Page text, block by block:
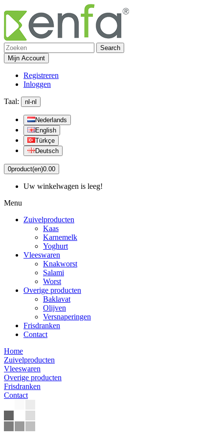
Search
Mijn Account
Registreren
Inloggen
Taal: nl-nl
Nederlands
English
Türkçe
Deutsch
0product(en)0.00
Uw winkelwagen is leeg!
Menu
Zuivelproducten
Kaas
Karnemelk
Yoghurt
Vleeswaren
Knakworst
Salami
Worst
Overige producten
Baklavat
Olijven
Versnaperingen
Frisdranken
Contact
Home
Zuivelproducten
Vleeswaren
Overige producten
Frisdranken
Contact